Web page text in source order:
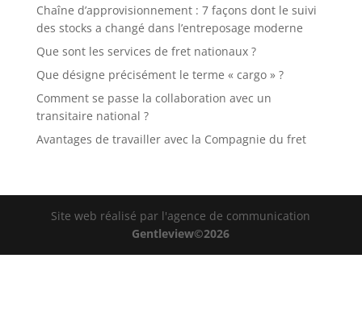
Chaîne d’approvisionnement : 7 façons dont le suivi
des stocks a changé dans l’entreposage moderne
Que sont les services de fret nationaux ?
Que désigne précisément le terme « cargo » ?
Comment se passe la collaboration avec un
transitaire national ?
Avantages de travailler avec la Compagnie du fret
Site web réalisé par l'agence de communication
Gentleview©2026